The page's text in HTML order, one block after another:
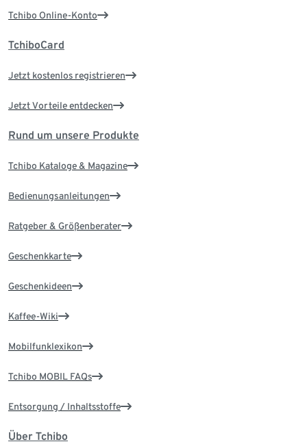
Tchibo Online-Konto
TchiboCard
Jetzt kostenlos registrieren
Jetzt Vorteile entdecken
Rund um unsere Produkte
Tchibo Kataloge & Magazine
Bedienungsanleitungen
Ratgeber & Größenberater
Geschenkkarte
Geschenkideen
Kaffee-Wiki
Mobilfunklexikon
Tchibo MOBIL FAQs
Entsorgung / Inhaltsstoffe
Über Tchibo